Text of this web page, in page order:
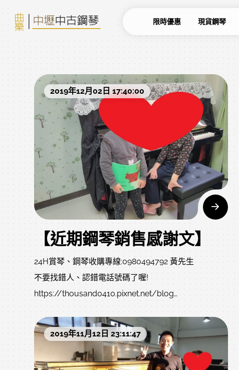
限時優惠 現貨鋼琴
2019年12月02日 17:40:00
【近期鋼琴銷售感謝文】
24H賞琴、鋼琴收購專線:0980494792 黃先生
不要找錯人、認錯電話號碼了喔!
https://thousand0410.pixnet.net/blog
（內有挑選中古鋼琴教學文章，歡迎參閱）
小弟的line無設ID，直接搜尋手機號碼，讓您方便尋找
及詢問，有問題歡迎隨時與小弟聯繫哦!
2019年11月12日 23:11:47